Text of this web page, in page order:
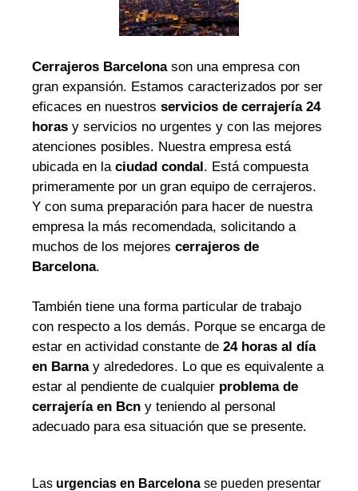
Cerrajeros Barcelonason una empresa con
gran expansión. Estamos caracterizados por ser
eficaces en nuestros servicios de cerrajería 24
horas y servicios no urgentes y con las mejores
atenciones posibles. Nuestra empresa está
ubicada en laciudad condal. Está compuesta
primeramente por un gran equipo de cerrajeros.
Y con suma preparación para hacer de nuestra
empresa la más recomendada, solicitando a
muchos de los mejores cerrajeros de
Barcelona.
También tiene una forma particular de trabajo
con respecto a los demás. Porque se encarga de
estar en actividad constante de 24 horas al día
en Barnay alrededores. Lo que es equivalente a
estar al pendiente de cualquier problema de
cerrajería en Bcn y teniendo al personal
adecuado para esa situación que se presente.
Las urgencias en Barcelona se pueden presentar